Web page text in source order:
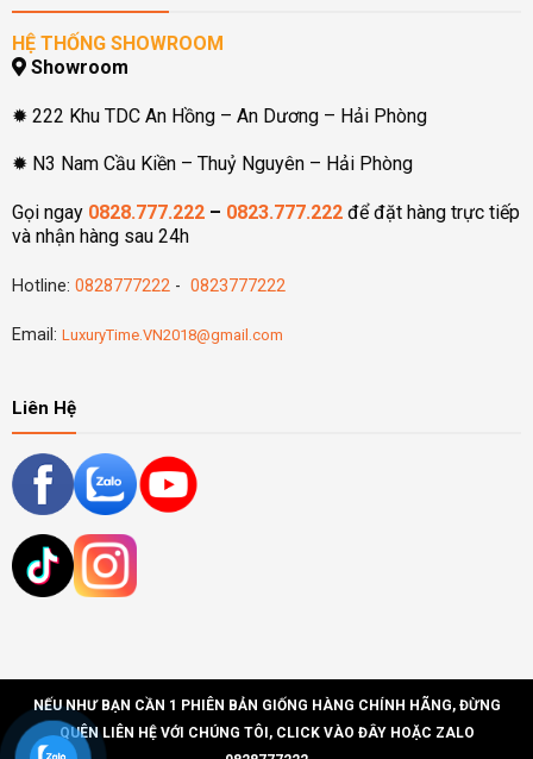
HỆ THỐNG SHOWROOM
Showroom
✹ 222 Khu TDC An Hồng – An Dương – Hải Phòng
✹ N3 Nam Cầu Kiền – Thuỷ Nguyên – Hải Phòng
Gọi ngay 0828.777.222– 0823.777.222để đặt hàng trực tiếp
và nhận hàng sau 24h
Hotline: 0828777222- 0823777222
Email: LuxuryTime.VN2018@gmail.com
Liên Hệ
NẾU NHƯ BẠN CẦN 1 PHIÊN BẢN GIỐNG HÀNG CHÍNH HÃNG, ĐỪNG
QUÊN LIÊN HỆ VỚI CHÚNG TÔI, CLICK VÀO ĐÂY HOẶC ZALO